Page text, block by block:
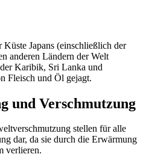
Japans (einschließlich der
anderen Ländern der Welt
Karibik, Sri Lanka und
Fleisch und Öl gejagt.
und Verschmutzung
stellen für alle
dar, da sie durch die Erwärmung
verlieren.